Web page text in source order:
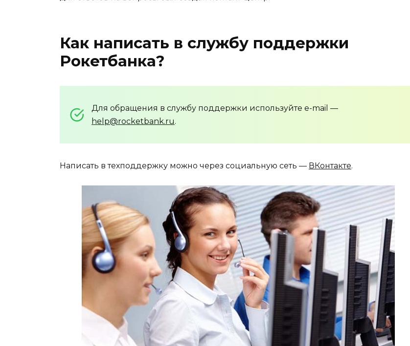
Как написать в службу поддержки
Рокетбанка?
Для обращения в службу поддержки используйте e-mail —
help@rocketbank.ru.
Написать в техподдержку можно через социальную сеть — ВКонтакте.